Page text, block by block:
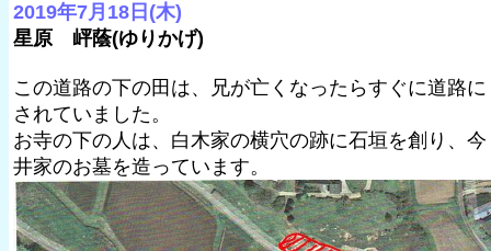
2019年7月18日(木)
星原 岼蔭(ゆりかげ)
この道路の下の田は、兄が亡くなったらすぐに道路に
されていました。
お寺の下の人は、白木家の横穴の跡に石垣を創り、今
井家のお墓を造っています。